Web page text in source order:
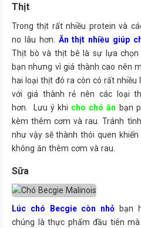
Thịt
Trong thịt rất nhiều protein và
no lâu hơn. Ăn thịt nhiều giúp
Thịt bò và thịt bê là sự lựa chọn
bạn nhưng vì giá thành cao nên
hai loại thịt đó ra còn có rất
với giá thành rẻ nên các loại
hơn. Lưu ý khi cho chó ăn bạn
kèm thêm cơm và rau. Tránh
như vậy sẽ thành thói quen
không ăn thêm cơm và rau.
Sữa
Lúc chó Becgie còn nhỏ bạn
chúng là thực phẩm đầu tiên